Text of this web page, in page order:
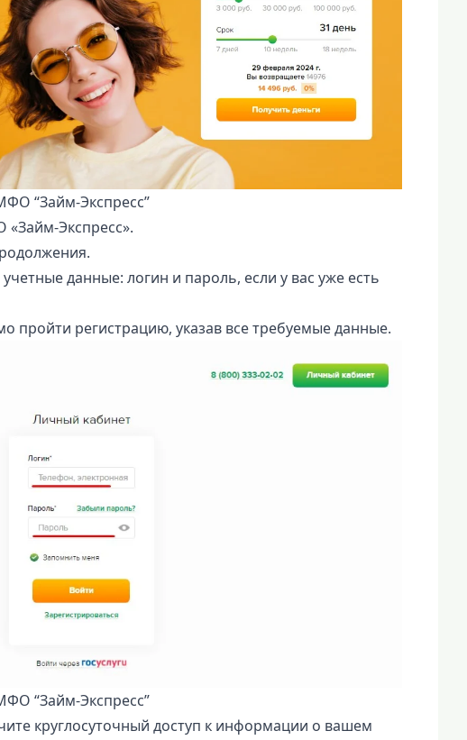
“Займ-Экспресс”
Экспресс».
данные: логин и пароль, если у вас уже есть
пройти регистрацию, указав все требуемые данные.
“Займ-Экспресс”
круглосуточный доступ к информации о вашем